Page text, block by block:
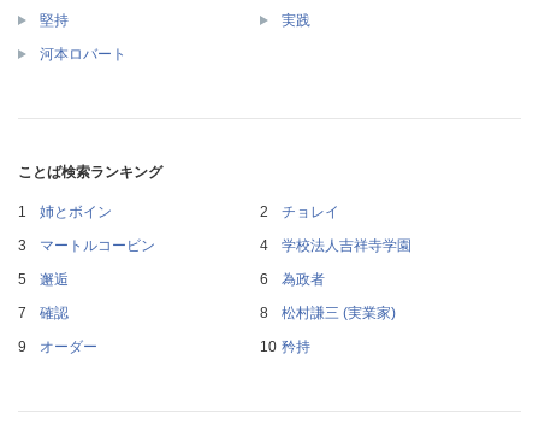
堅持 実践
河本ロバート
ことば検索ランキング
姉とボイン
チョレイ
マートルコービン
学校法人吉祥寺学園
邂逅
為政者
確認
松村謙三 (実業家)
オーダー
矜持